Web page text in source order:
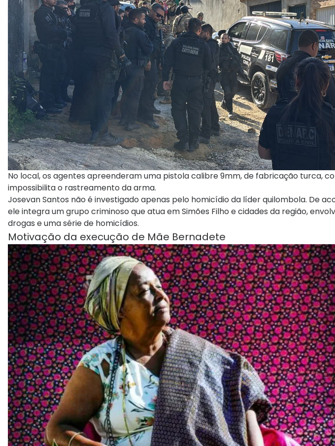
No local, os agentes apreenderam uma pistola calibre 9mm, de fabricação turca,
impossibilita o rastreamento da arma.
Josevan Santos não é investigado apenas pelo homicídio da líder quilombola. De
ele integra um grupo criminoso que atua em Simões Filho e cidades da região,
drogas e uma série de homicídios.
Motivação da execução de Mãe Bernadete